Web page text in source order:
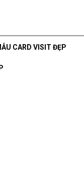
CARD VISIT ĐẸP